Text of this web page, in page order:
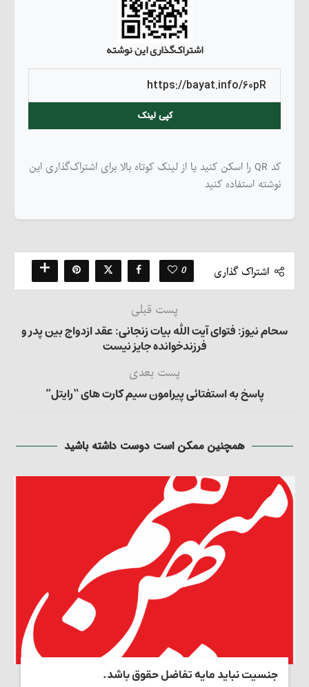
اشتراک‌گذاری این نوشته
کپی لینک
کد QR را اسکن کنید یا از لینک کوتاه بالا برای اشتراک‌گذاری این
نوشته استفاده کنید
اشتراک گذاری 0
پست قبلی
سحام نیوز: فتوای آیت الله بیات زنجانی: عقد ازدواج بین پدر و
فرزندخوانده جایز نیست
پست بعدی
پاسخ به استفتائی پیرامون سیم کارت های “رایتل”
همچنین ممکن است دوست داشته باشید
جنسیت نباید مایه تفاضل حقوق باشد.